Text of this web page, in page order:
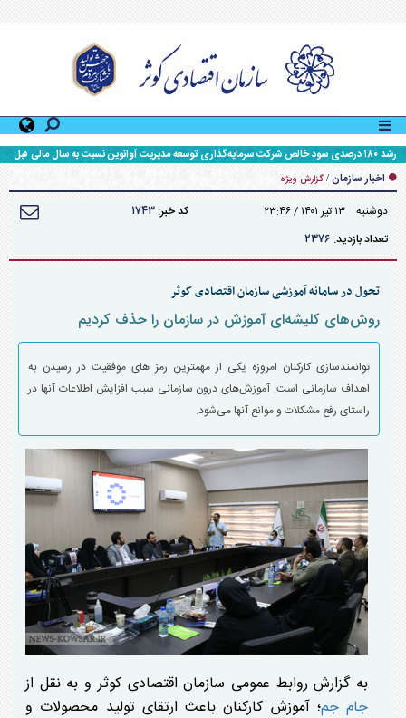
رشد ۱۸۰ درصدی سود خالص شرکت سرمایه‌گذاری توسعه مدیریت آوانوین نسبت به سال مالی قبل
اخبار سازمان / گزارش ویژه
دوشنبه ۱۳ تير ۱۴۰۱ / ۲۳:۴۶ کد خبر: ۱۷۴۳
تعداد بازدید: ۲۳۷۶
تحول در سامانه آموزشی سازمان اقتصادی کوثر
روش‌های کلیشه‌ای آموزش در سازمان را حذف کردیم
توانمندسازی کارکنان امروزه یکی از مهمترین رمز های موفقیت در رسیدن به
اهداف سازمانی است. آموزش‌های درون سازمانی سبب افزایش اطلاعات آنها در
راستای رفع مشکلات و موانع آنها می‌شود.
به گزارش روابط عمومی سازمان اقتصادی کوثر و به نقل از
جام جم؛ آموزش کارکنان باعث ارتقای تولید محصولات و